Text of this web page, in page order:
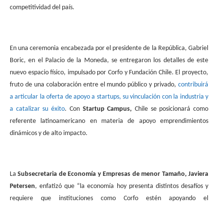
competitividad del país.
En una ceremonia encabezada por el presidente de la República, Gabriel
Boric, en el Palacio de la Moneda, se entregaron los detalles de este
nuevo espacio físico, impulsado por Corfo y Fundación Chile. El proyecto,
fruto de una colaboración entre el mundo público y privado, contribuirá
a articular la oferta de apoyo a startups, su vinculación con la industria y
a catalizar su éxito. Con Startup Campus, Chile se posicionará como
referente latinoamericano en materia de apoyo emprendimientos
dinámicos y de alto impacto.
LaSubsecretaria de Economía y Empresas de menor Tamaño, Javiera
Petersen, enfatizó que “la economía hoy presenta distintos desafíos y
requiere que instituciones como Corfo estén apoyando el